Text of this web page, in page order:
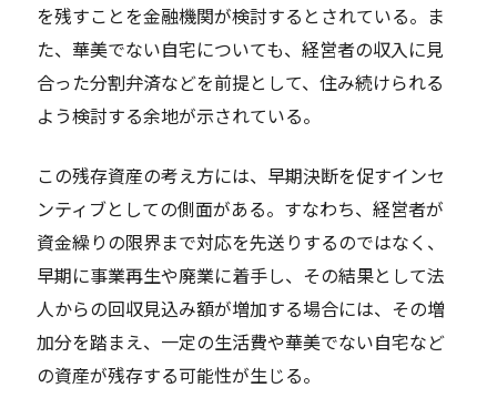
を残すことを金融機関が検討するとされている。ま
た、華美でない自宅についても、経営者の収入に見
合った分割弁済などを前提として、住み続けられる
よう検討する余地が示されている。
この残存資産の考え方には、早期決断を促すインセ
ンティブとしての側面がある。すなわち、経営者が
資金繰りの限界まで対応を先送りするのではなく、
早期に事業再生や廃業に着手し、その結果として法
人からの回収見込み額が増加する場合には、その増
加分を踏まえ、一定の生活費や華美でない自宅など
の資産が残存する可能性が生じる。